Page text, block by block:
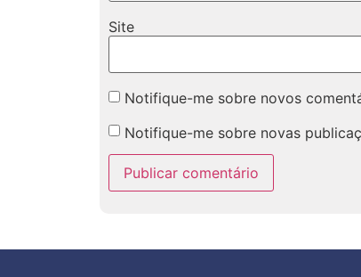
Site
Notifique-me sobre novos
Notifique-me sobre novas